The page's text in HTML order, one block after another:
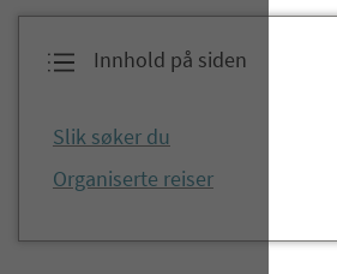
Innhold på siden
Slik søker du
Organiserte reiser